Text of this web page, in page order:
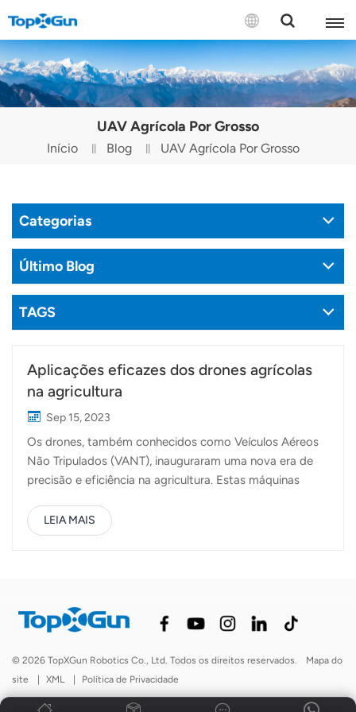
CONTACTE-NOS
English
Español
Português(Portugal)
Português(Brasil)
UAV Agrícola Por Grosso
Início Blog UAV Agrícola Por Grosso
Categorias
Último Blog
TAGS
Aplicações eficazes dos drones agrícolas
na agricultura
Sep 15, 2023
Os drones, também conhecidos como Veículos Aéreos
Não Tripulados (VANT), inauguraram uma nova era de
precisão e eficiência na agricultura. Estas máquinas
agricultores de todo o mundo para melhorar vários
aspetos da gestão de plantações e monitorização da
drone Topxgun oferecemos sistemas de pulverização de
última geração que garantem uma aplicação precisa e
reduz significativamente o desperdício de produtos
químicos e minimiza a exposição a substâncias nocivas
tanto para as culturas como para os trabalhadores.
LEIA MAIS
© 2026 TopXGun Robotics Co., Ltd. Todos os direitos reservados.
Mapa do
site
| XML | Política de Privacidade